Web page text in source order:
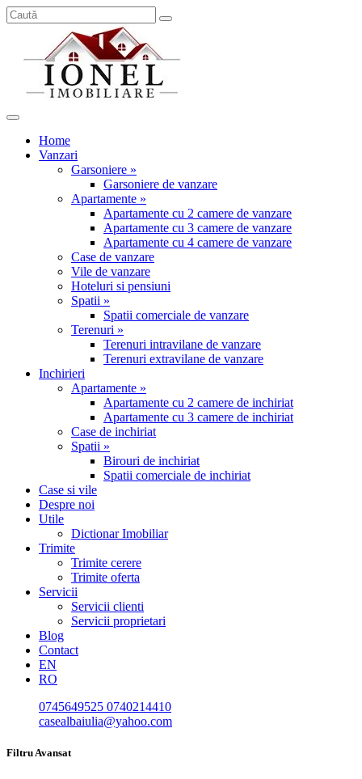
Home
Vanzari
Garsoniere »
Garsoniere de vanzare
Apartamente »
Apartamente cu 2 camere de vanzare
Apartamente cu 3 camere de vanzare
Apartamente cu 4 camere de vanzare
Case de vanzare
Vile de vanzare
Hoteluri si pensiuni
Spatii »
Spatii comerciale de vanzare
Terenuri »
Terenuri intravilane de vanzare
Terenuri extravilane de vanzare
Inchirieri
Apartamente »
Apartamente cu 2 camere de inchiriat
Apartamente cu 3 camere de inchiriat
Case de inchiriat
Spatii »
Birouri de inchiriat
Spatii comerciale de inchiriat
Case si vile
Despre noi
Utile
Dictionar Imobiliar
Trimite
Trimite cerere
Trimite oferta
Servicii
Servicii clienti
Servicii proprietari
Blog
Contact
EN
RO
0745649525 0740214410
casealbaiulia@yahoo.com
Filtru Avansat